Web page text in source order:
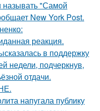
называть "Самой
New York Post.
реакция.
в поддержку
недели, подчеркнув,
отдачи.
напугала публику